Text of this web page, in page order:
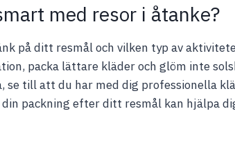
med resor i åtanke?
på ditt resmål och vilken typ av
packa lättare kläder och glöm inte
se till att du har med dig professionella
packning efter ditt resmål kan hjälpa